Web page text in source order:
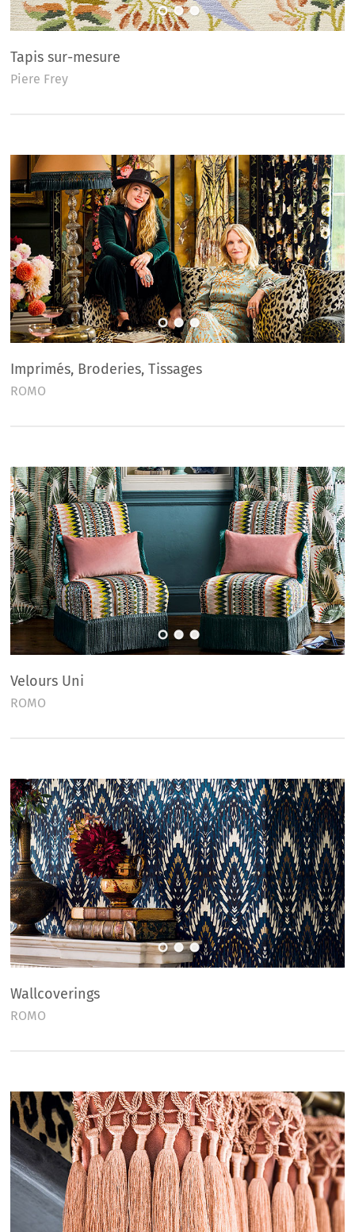
Tapis sur-mesure
Piere Frey
Imprimés, Broderies, Tissages
ROMO
Velours Uni
ROMO
Wallcoverings
ROMO